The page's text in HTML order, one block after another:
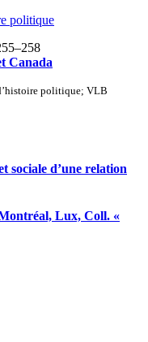
politique
Canada
politique; VLB
sociale d’une relation
Lux, Coll. «